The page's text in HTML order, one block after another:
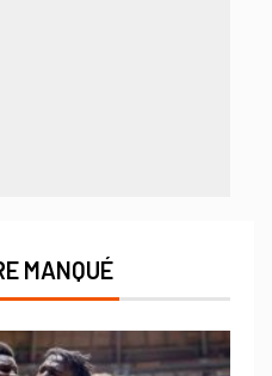
MANQUÉ